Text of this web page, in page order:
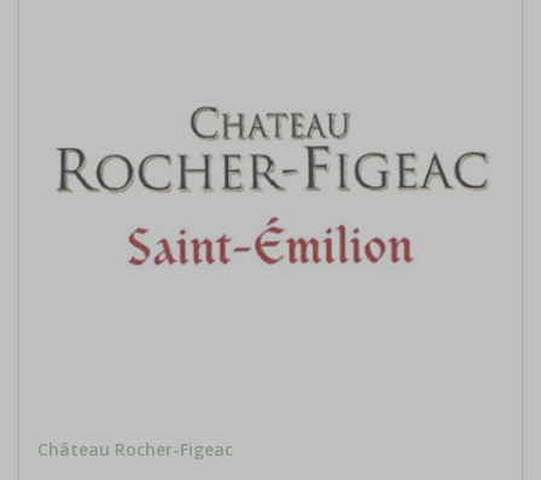
Château Rocher-Figeac